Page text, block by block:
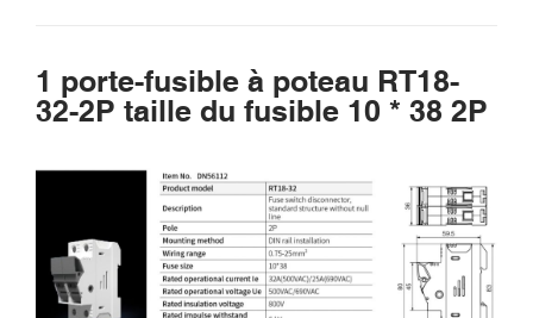
1 porte-fusible à poteau RT18-
32-2P taille du fusible 10 * 38 2P